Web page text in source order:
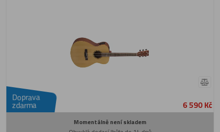
Doprava
zdarma 6 590 Kč
Momentálně není skladem